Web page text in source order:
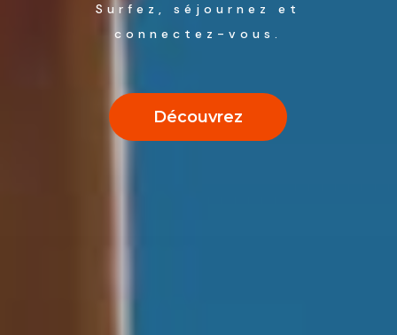
Surfez, séjournez et
connectez-vous.
Découvrez